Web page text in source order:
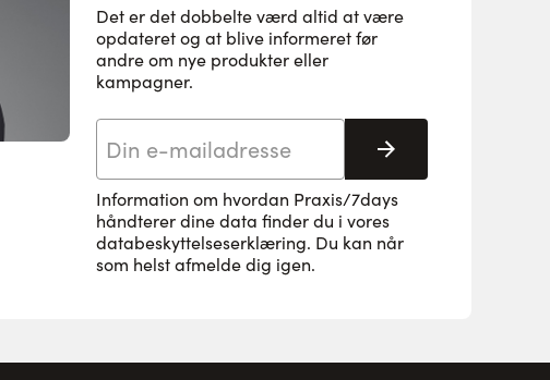
Det er det dobbelte værd altid at være
opdateret og at blive informeret før
andre om nye produkter eller
kampagner.
Tilmeld her
Information om hvordan Praxis/7days
håndterer dine data finder du i vores
databeskyttelseserklæring. Du kan når
som helst afmelde dig igen.